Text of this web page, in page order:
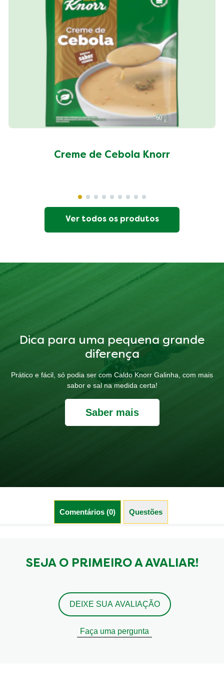
Creme de Cebola Knorr
Ver todos os produtos
Dica para uma pequena grande
diferença
Prático e fácil, só podia ser com Caldo Knorr Galinha, com mais
sabor e sal na medida certa!
Saber mais
Comentários (0) Questões (0)
SEJA O PRIMEIRO A AVALIAR!
DEIXE SUA AVALIAÇÃO
Faça uma pergunta